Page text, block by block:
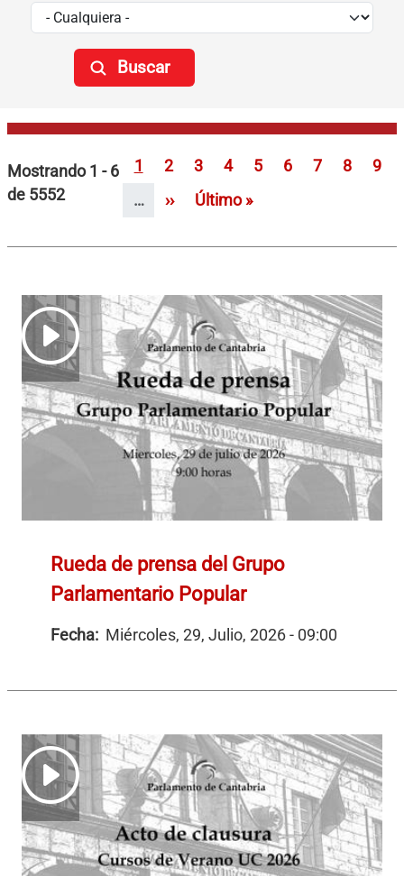
Mostrando 1 - 6
de 5552
Página
1 Página
2 Página
3 Página
4 Página
5 Página
6 Página
7 Página
8
9
…
Siguiente página
›› Última página
Último »
Rueda de prensa del Grupo
Parlamentario Popular
Fecha: Miércoles, 29, Julio, 2026 - 09:00